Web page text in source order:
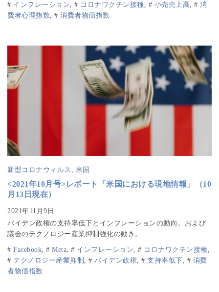
# インフレーション, # コロナワクチン接種, # 小売売上高, # 消
費者心理指数, # 消費者物価指数
新型コロナウィルス , 米国
<2021年10月号>レポート「米国における現地情報」（10
月13日現在）
バイデン政権の支持率低下とインフレーションの動向。および
議会のテクノロジー産業抑制強化の動き。
# Facebook, # Meta, # インフレーション, # コロナワクチン接種,
# テクノロジー産業抑制 , # バイデン政権, # 支持率低下, # 消費
者物価指数